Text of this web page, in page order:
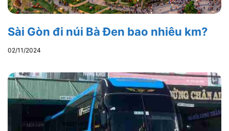
Sài Gòn đi núi Bà Đen bao nhiêu km?
02/11/2024